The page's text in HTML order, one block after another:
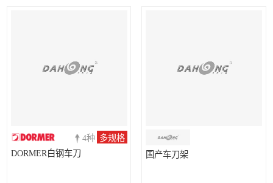
4种 多规格
DORMER白钢车刀
国产车刀架